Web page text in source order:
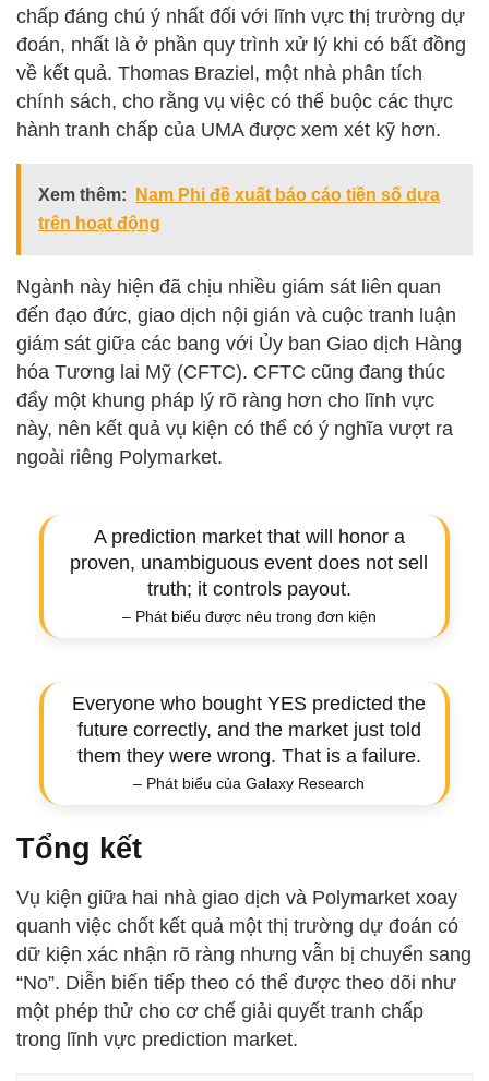
chấp đáng chú ý nhất đối với lĩnh vực thị trường dự
đoán, nhất là ở phần quy trình xử lý khi có bất đồng
về kết quả. Thomas Braziel, một nhà phân tích
chính sách, cho rằng vụ việc có thể buộc các thực
hành tranh chấp của UMA được xem xét kỹ hơn.
Xem thêm:
Nam Phi đề xuất báo cáo tiền số dựa
trên hoạt động
Ngành này hiện đã chịu nhiều giám sát liên quan
đến đạo đức, giao dịch nội gián và cuộc tranh luận
giám sát giữa các bang với Ủy ban Giao dịch Hàng
hóa Tương lai Mỹ (CFTC). CFTC cũng đang thúc
đẩy một khung pháp lý rõ ràng hơn cho lĩnh vực
này, nên kết quả vụ kiện có thể có ý nghĩa vượt ra
ngoài riêng Polymarket.
A prediction market that will honor a
proven, unambiguous event does not sell
truth; it controls payout.
– Phát biểu được nêu trong đơn kiện
Everyone who bought YES predicted the
future correctly, and the market just told
them they were wrong. That is a failure.
– Phát biểu của Galaxy Research
Tổng kết
Vụ kiện giữa hai nhà giao dịch và Polymarket xoay
quanh việc chốt kết quả một thị trường dự đoán có
dữ kiện xác nhận rõ ràng nhưng vẫn bị chuyển sang
“No”. Diễn biến tiếp theo có thể được theo dõi như
một phép thử cho cơ chế giải quyết tranh chấp
trong lĩnh vực prediction market.